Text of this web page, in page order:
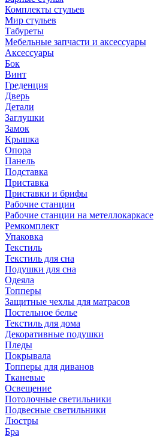
Комплекты стульев
Мир стульев
Табуреты
Мебельные запчасти и аксессуары
Аксессуары
Бок
Винт
Греденция
Дверь
Детали
Заглушки
Замок
Крышка
Опора
Панель
Подставка
Приставка
Приставки и брифы
Рабочие станции
Рабочие станции на метеллокаркасе
Ремкомплект
Упаковка
Текстиль
Текстиль для сна
Подушки для сна
Одеяла
Топперы
Защитные чехлы для матрасов
Постельное белье
Текстиль для дома
Декоративные подушки
Пледы
Покрывала
Топперы для диванов
Тканевые
Освещение
Потолочные светильники
Подвесные светильники
Люстры
Бра